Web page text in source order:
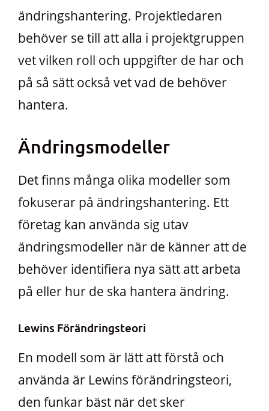
ändringshantering. Projektledaren
behöver se till att alla i projektgruppen
vet vilken roll och uppgifter de har och
på så sätt också vet vad de behöver
hantera.
Ändringsmodeller
Det finns många olika modeller som
fokuserar på ändringshantering. Ett
företag kan använda sig utav
ändringsmodeller när de känner att de
behöver identifiera nya sätt att arbeta
på eller hur de ska hantera ändring.
Lewins Förändringsteori
En modell som är lätt att förstå och
använda är Lewins förändringsteori,
den funkar bäst när det sker